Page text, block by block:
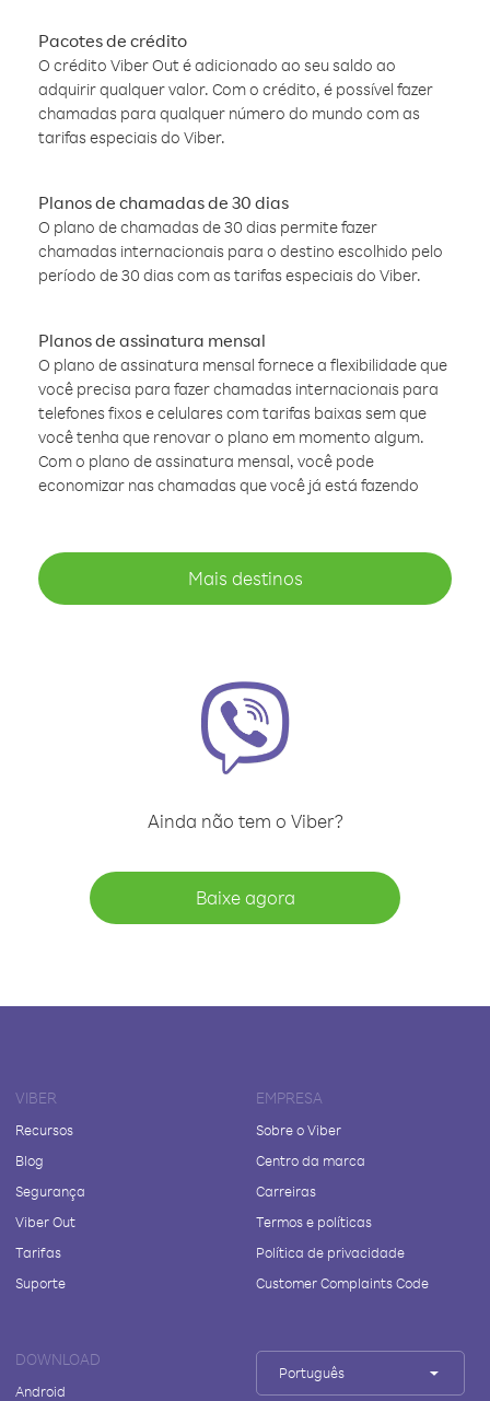
Pacotes de crédito
O crédito Viber Out é adicionado ao seu saldo ao
adquirir qualquer valor. Com o crédito, é possível fazer
chamadas para qualquer número do mundo com as
tarifas especiais do Viber.
Planos de chamadas de 30 dias
O plano de chamadas de 30 dias permite fazer
chamadas internacionais para o destino escolhido pelo
período de 30 dias com as tarifas especiais do Viber.
Planos de assinatura mensal
O plano de assinatura mensal fornece a flexibilidade que
você precisa para fazer chamadas internacionais para
telefones fixos e celulares com tarifas baixas sem que
você tenha que renovar o plano em momento algum.
Com o plano de assinatura mensal, você pode
economizar nas chamadas que você já está fazendo
Mais destinos
Ainda não tem o Viber?
Baixe agora
VIBER
Recursos
Blog
Segurança
Viber Out
Tarifas
Suporte
EMPRESA
Sobre o Viber
Centro da marca
Carreiras
Termos e políticas
Política de privacidade
Customer Complaints Code
DOWNLOAD
Android
Português